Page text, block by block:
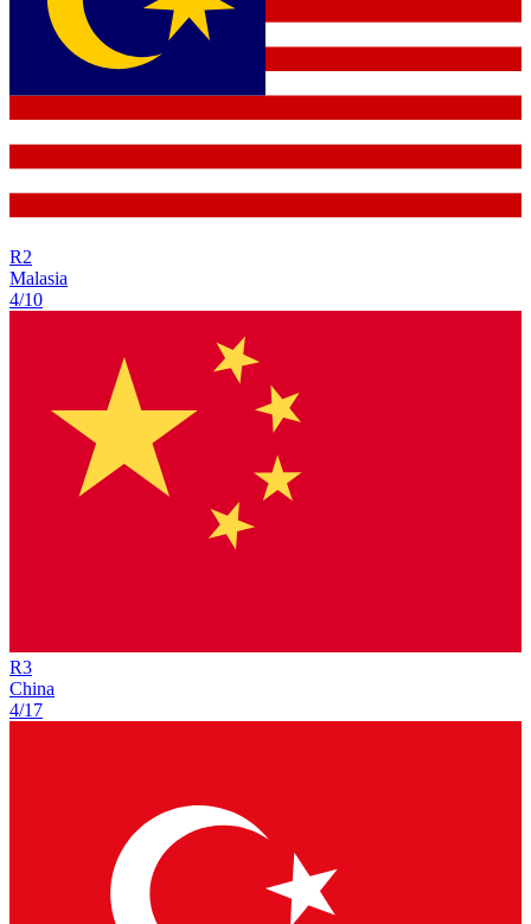
R2
Malasia
4/10
R3
China
4/17